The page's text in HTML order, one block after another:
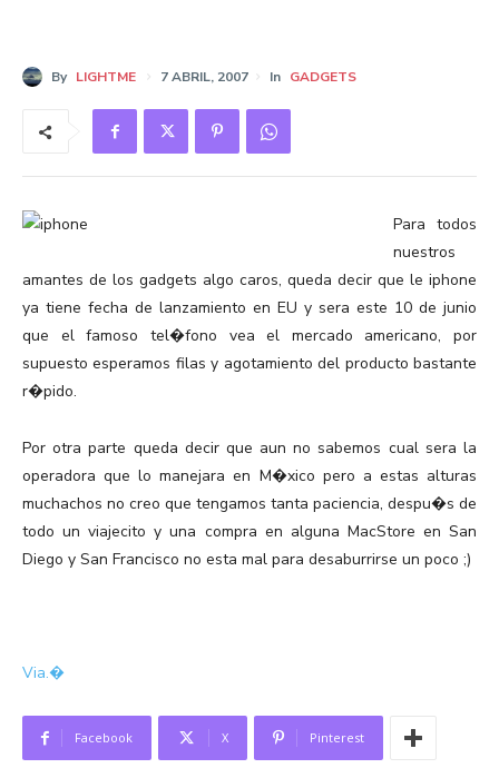
By LIGHTME 7 ABRIL, 2007 In GADGETS
Para todos
nuestros
amantes de los gadgets algo caros, queda decir que le iphone
ya tiene fecha de lanzamiento en EU y sera este 10 de junio
que el famoso tel�fono vea el mercado americano, por
supuesto esperamos filas y agotamiento del producto bastante
r�pido.
Por otra parte queda decir que aun no sabemos cual sera la
operadora que lo manejara en M�xico pero a estas alturas
muchachos no creo que tengamos tanta paciencia, despu�s de
todo un viajecito y una compra en alguna MacStore en San
Diego y San Francisco no esta mal para desaburrirse un poco ;)
Via.�
Facebook X Pinterest